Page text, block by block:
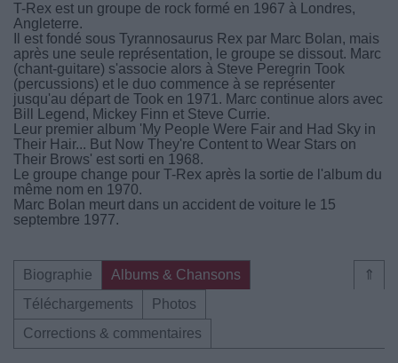
T-Rex est un groupe de rock formé en 1967 à Londres,
Angleterre.
Il est fondé sous Tyrannosaurus Rex par Marc Bolan, mais
après une seule représentation, le groupe se dissout. Marc
(chant-guitare) s'associe alors à Steve Peregrin Took
(percussions) et le duo commence à se représenter
jusqu'au départ de Took en 1971. Marc continue alors avec
Bill Legend, Mickey Finn et Steve Currie.
Leur premier album 'My People Were Fair and Had Sky in
Their Hair... But Now They're Content to Wear Stars on
Their Brows' est sorti en 1968.
Le groupe change pour T-Rex après la sortie de l'album du
même nom en 1970.
Marc Bolan meurt dans un accident de voiture le 15
septembre 1977.
⇑
Biographie
Albums & Chansons
Téléchargements
Photos
Corrections & commentaires